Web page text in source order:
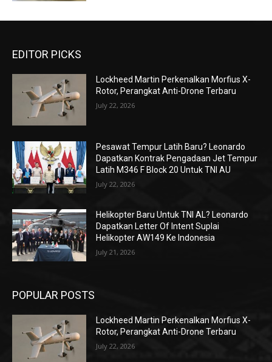
EDITOR PICKS
Lockheed Martin Perkenalkan Morfius X-
Rotor, Perangkat Anti-Drone Terbaru
July 22, 2026
Pesawat Tempur Latih Baru? Leonardo
Dapatkan Kontrak Pengadaan Jet Tempur
Latih M346 F Block 20 Untuk TNI AU
July 22, 2026
Helikopter Baru Untuk TNI AL? Leonardo
Dapatkan Letter Of Intent Suplai
Helikopter AW149 Ke Indonesia
July 21, 2026
POPULAR POSTS
Lockheed Martin Perkenalkan Morfius X-
Rotor, Perangkat Anti-Drone Terbaru
July 22, 2026